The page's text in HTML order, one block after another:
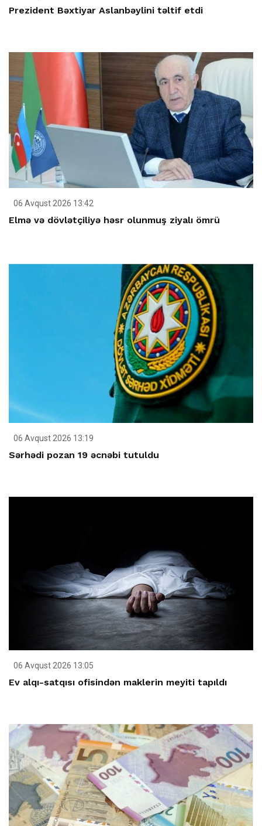
Prezident Bəxtiyar Aslanbəylini təltif etdi
06 Avqust 2026 13:42
Elmə və dövlətçiliyə həsr olunmuş ziyalı ömrü
06 Avqust 2026 13:19
Sərhədi pozan 19 əcnəbi tutuldu
06 Avqust 2026 13:05
Ev alqı-satqısı ofisindən maklerin meyiti tapıldı